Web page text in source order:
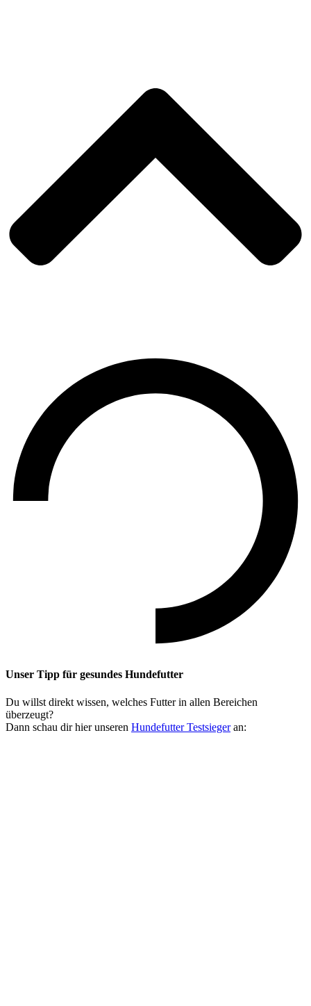
Unser Tipp für gesundes Hundefutter
Du willst direkt wissen, welches Futter in allen Bereichen
überzeugt?
Dann schau dir hier unseren Hundefutter Testsiegeran: